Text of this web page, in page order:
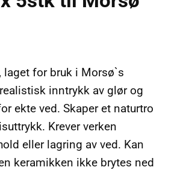
for bruk i Morsø`s
inntrykk av glør og
ekte ved. Skaper et naturtro
Krever verken
eller lagring av ved. Kan
keramikken ikke brytes ned